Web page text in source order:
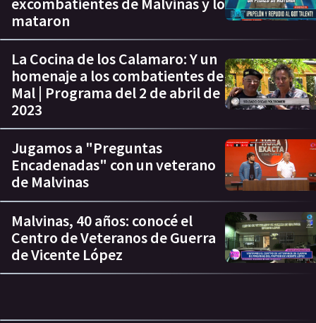
mataron
La Cocina de los Calamaro: Y un
homenaje a los combatientes de
Mal | Programa del 2 de abril de
2023
Jugamos a "Preguntas
Encadenadas" con un veterano
de Malvinas
Malvinas, 40 años: conocé el
Centro de Veteranos de Guerra
de Vicente López